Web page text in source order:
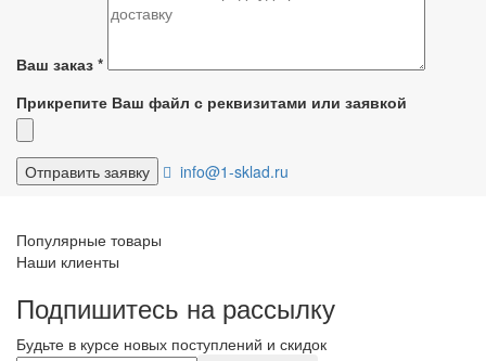
Ваш заказ *
Прикрепите Ваш файл с реквизитами или заявкой
info@1-sklad.ru
Популярные товары
Наши клиенты
Подпишитесь на рассылку
Будьте в курсе новых поступлений и скидок